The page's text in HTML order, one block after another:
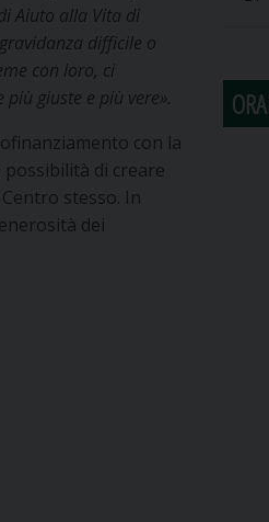
Aiuto alla Vita di
difficile o
con loro, ci
giuste e più vere».
con la
di creare
stesso. In
dei